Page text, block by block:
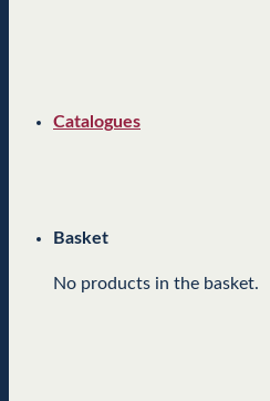
Catalogues
Basket
No products in the basket.